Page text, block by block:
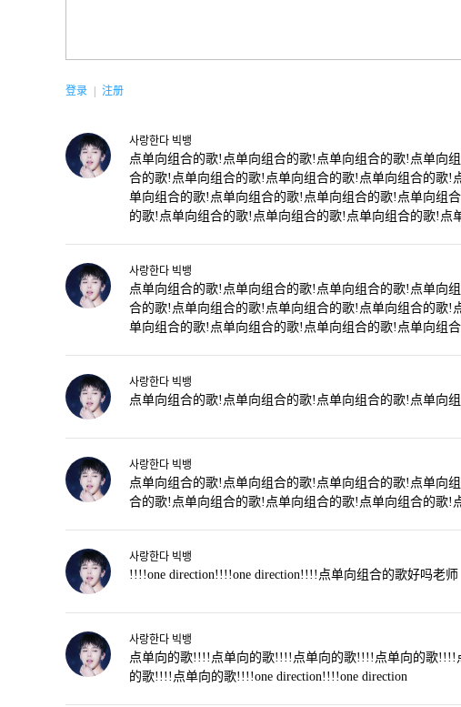
登录 注册
사랑한다 빅뱅
点单向组合的歌!点单向组合的歌!点单向组合的歌!点单向
合的歌!点单向组合的歌!点单向组合的歌!点单向组合的歌
单向组合的歌!点单向组合的歌!点单向组合的歌!点单向组
的歌!点单向组合的歌!点单向组合的歌!点单向组合的歌!点
사랑한다 빅뱅
点单向组合的歌!点单向组合的歌!点单向组合的歌!点单向
合的歌!点单向组合的歌!点单向组合的歌!点单向组合的歌
单向组合的歌!点单向组合的歌!点单向组合的歌!点单向组
사랑한다 빅뱅
点单向组合的歌!点单向组合的歌!点单向组合的歌!点单向
사랑한다 빅뱅
点单向组合的歌!点单向组合的歌!点单向组合的歌!点单向
合的歌!点单向组合的歌!点单向组合的歌!点单向组合的歌!
사랑한다 빅뱅
!!!!one direction!!!!one direction!!!!点单向组合的歌好吗老师
사랑한다 빅뱅
点单向的歌!!!!点单向的歌!!!!点单向的歌!!!!点单向的歌
的歌!!!!点单向的歌!!!!one direction!!!!one direction